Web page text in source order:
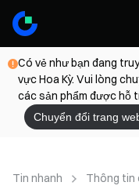
Có vẻ như bạn đang
vực Hoa Kỳ. Vui lòng
các sản phẩm được hỗ
Chuyển đổi trang
Tin nhanh Thông tin